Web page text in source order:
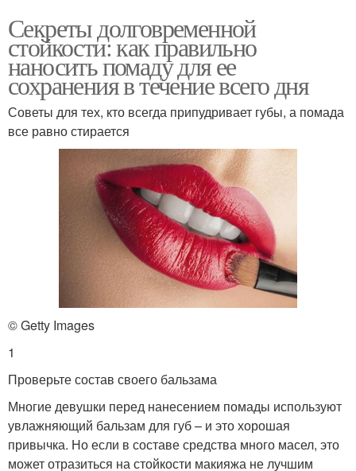
Секреты долговременной
стойкости: как правильно
наносить помаду для ее
сохранения в течение всего дня
Советы для тех, кто всегда припудривает губы, а помада
все равно стирается
© Getty Images
1
Проверьте состав своего бальзама
Многие девушки перед нанесением помады используют
увлажняющий бальзам для губ – и это хорошая
привычка. Но если в составе средства много масел, это
может отразиться на стойкости макияжа не лучшим